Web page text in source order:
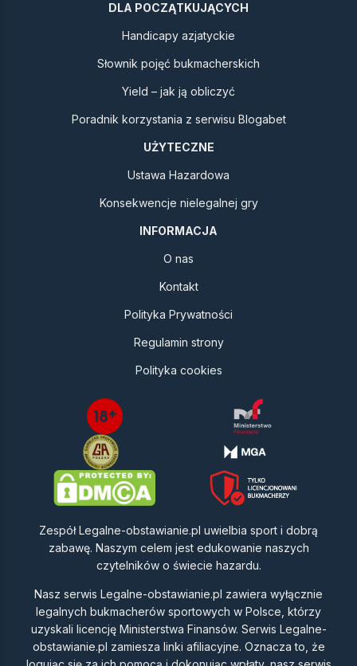
DLA POCZĄTKUJĄCYCH
Handicapy azjatyckie
Słownik pojęć bukmacherskich
Yield – jak ją obliczyć
Poradnik korzystania z serwisu Blogabet
UŻYTECZNE
Ustawa Hazardowa
Konsekwencje nielegalnej gry
INFORMACJA
O nas
Kontakt
Polityka Prywatności
Regulamin strony
Polityka cookies
Zespół Legalne-obstawianie.pl uwielbia sport i dobrą
zabawę. Naszym celem jest edukowanie naszych
czytelników o świecie hazardu.
Nasz serwis Legalne-obstawianie.pl zawiera wyłącznie
legalnych bukmacherów sportowych w Polsce, którzy
uzyskali licencję Ministerstwa Finansów. Serwis Legalne-
obstawianie.pl zamiesza linki afiliacyjne. Oznacza to, że